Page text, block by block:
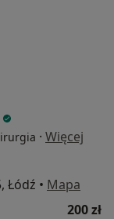
· Więcej
Łódź • Mapa
200 zł